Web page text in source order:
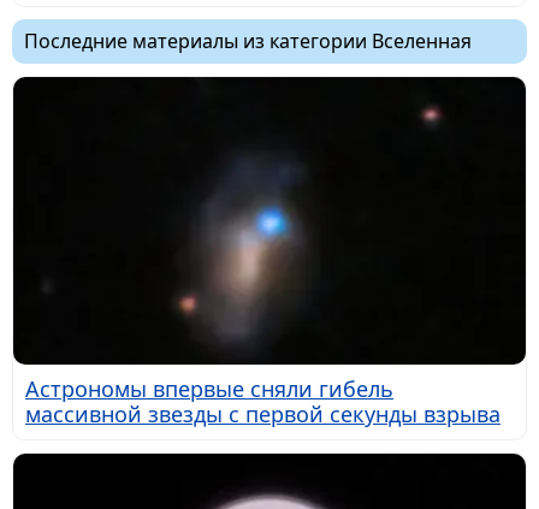
Последние материалы из категории Вселенная
Астрономы впервые сняли гибель
массивной звезды с первой секунды взрыва